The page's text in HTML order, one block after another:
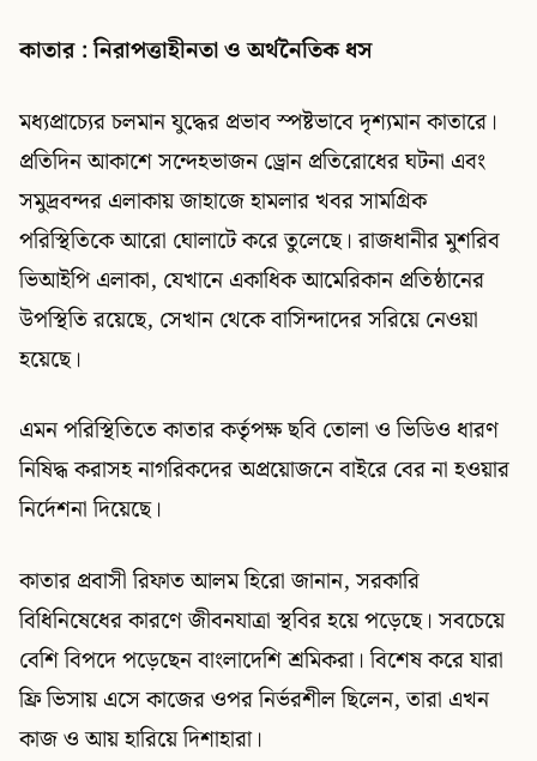
কাতার : নিরাপত্তাহীনতা ও অর্থনৈতিক ধস
মধ্যপ্রাচ্যের চলমান যুদ্ধের প্রভাব স্পষ্টভাবে দৃশ্যমান কাতারে।
প্রতিদিন আকাশে সন্দেহভাজন ড্রোন প্রতিরোধের ঘটনা এবং
সমুদ্রবন্দর এলাকায় জাহাজে হামলার খবর সামগ্রিক
পরিস্থিতিকে আরো ঘোলাটে করে তুলেছে। রাজধানীর মুশরিব
ভিআইপি এলাকা, যেখানে একাধিক আমেরিকান প্রতিষ্ঠানের
উপস্থিতি রয়েছে, সেখান থেকে বাসিন্দাদের সরিয়ে নেওয়া
হয়েছে।
এমন পরিস্থিতিতে কাতার কর্তৃপক্ষ ছবি তোলা ও ভিডিও ধারণ
নিষিদ্ধ করাসহ নাগরিকদের অপ্রয়োজনে বাইরে বের না হওয়ার
নির্দেশনা দিয়েছে।
কাতার প্রবাসী রিফাত আলম হিরো জানান, সরকারি
বিধিনিষেধের কারণে জীবনযাত্রা স্থবির হয়ে পড়েছে। সবচেয়ে
বেশি বিপদে পড়েছেন বাংলাদেশি শ্রমিকরা। বিশেষ করে যারা
ফ্রি ভিসায় এসে কাজের ওপর নির্ভরশীল ছিলেন, তারা এখন
কাজ ও আয় হারিয়ে দিশাহারা।